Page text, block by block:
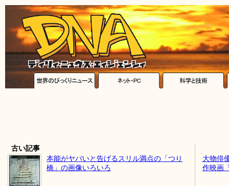
古い記事
本能がヤバいと告げるスリル満点の「つり
橋」の画像いろいろ
大物俳
作映画